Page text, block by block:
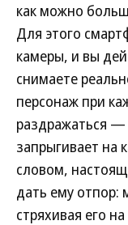
как можно
Для этого
камеры, и вы
снимаете
персонаж при
раздражаться —
запрыгивает на
словом,
дать ему отпор:
стряхивая его